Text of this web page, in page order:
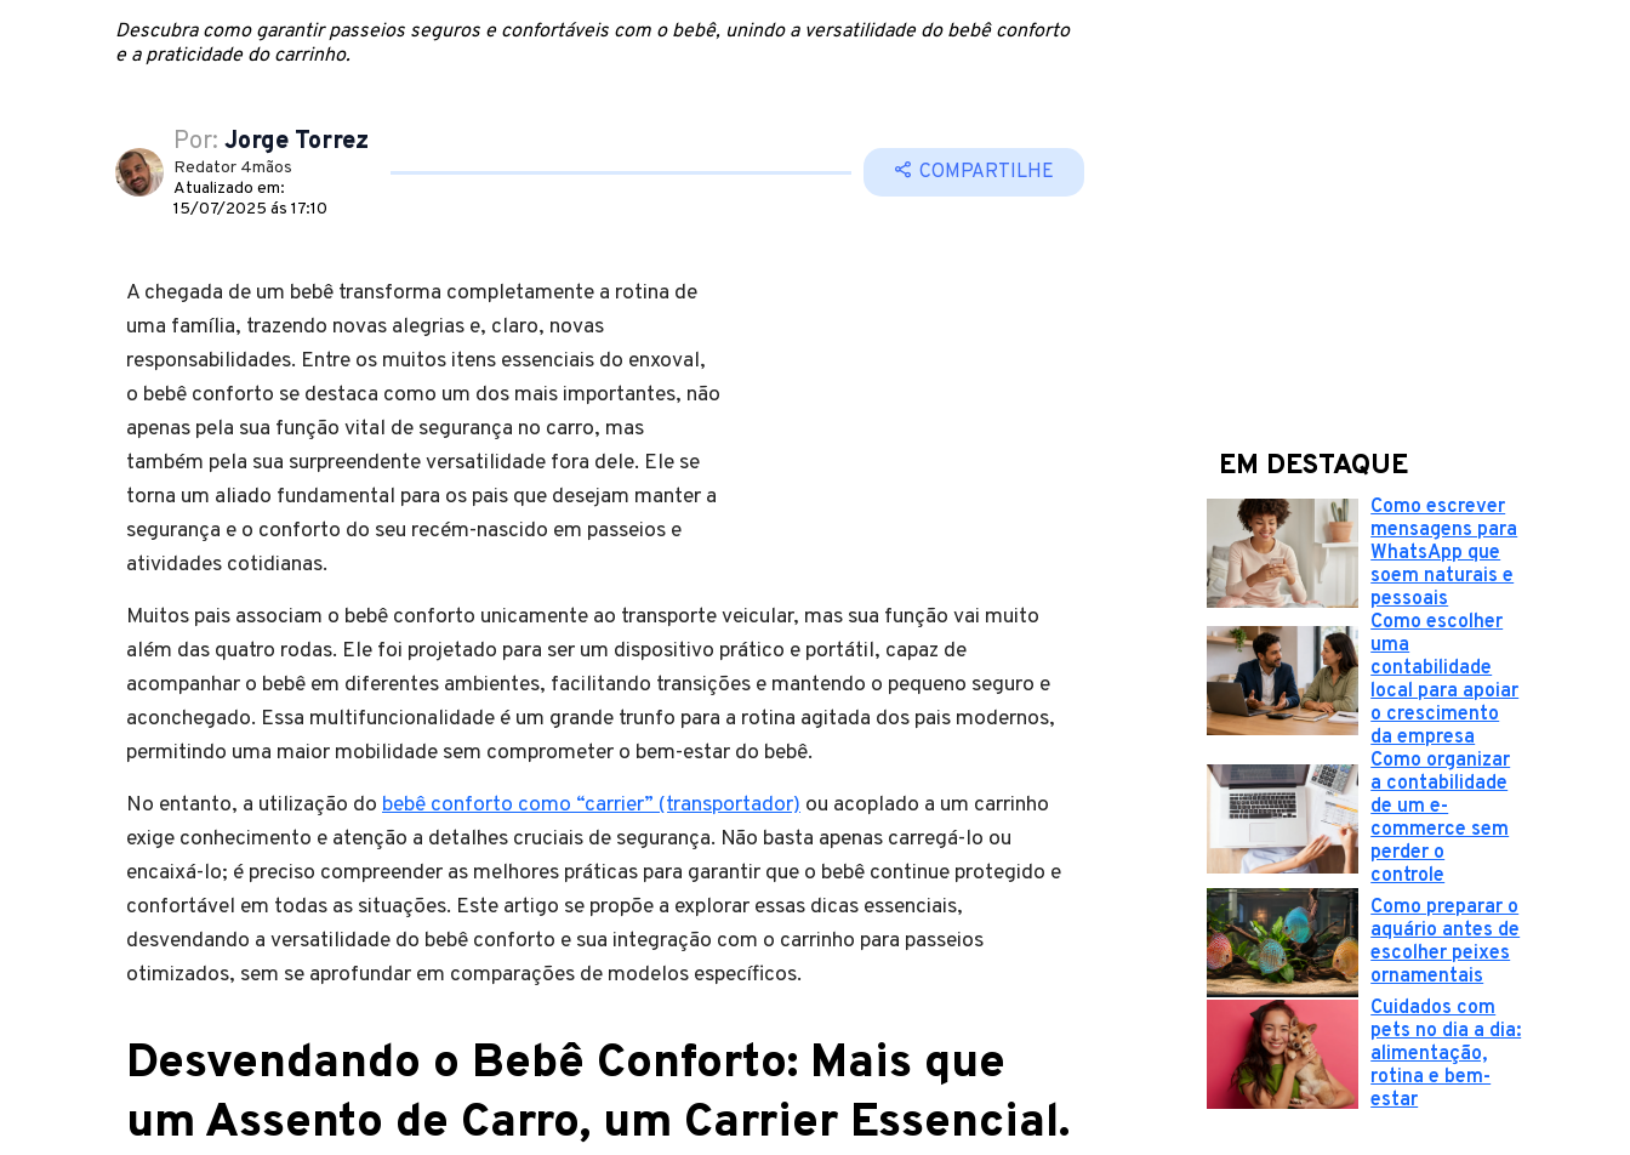
Descubra como garantir passeios seguros e confortáveis com o bebê, unindo a versatilidade do bebê conforto
e a praticidade do carrinho.
Por: Jorge Torrez
Redator 4mãos
Atualizado em:
15/07/2025 ás 17:10
COMPARTILHE
A chegada de um bebê transforma completamente a rotina de
uma família, trazendo novas alegrias e, claro, novas
responsabilidades. Entre os muitos itens essenciais do enxoval,
o bebê conforto se destaca como um dos mais importantes, não
apenas pela sua função vital de segurança no carro, mas
também pela sua surpreendente versatilidade fora dele. Ele se
torna um aliado fundamental para os pais que desejam manter a
segurança e o conforto do seu recém-nascido em passeios e
atividades cotidianas.
Muitos pais associam o bebê conforto unicamente ao transporte veicular, mas sua função vai muito
além das quatro rodas. Ele foi projetado para ser um dispositivo prático e portátil, capaz de
acompanhar o bebê em diferentes ambientes, facilitando transições e mantendo o pequeno seguro e
aconchegado. Essa multifuncionalidade é um grande trunfo para a rotina agitada dos pais modernos,
permitindo uma maior mobilidade sem comprometer o bem-estar do bebê.
No entanto, a utilização do bebê conforto como “carrier” (transportador) ou acoplado a um carrinho
exige conhecimento e atenção a detalhes cruciais de segurança. Não basta apenas carregá-lo ou
encaixá-lo; é preciso compreender as melhores práticas para garantir que o bebê continue protegido e
confortável em todas as situações. Este artigo se propõe a explorar essas dicas essenciais,
desvendando a versatilidade do bebê conforto e sua integração com o carrinho para passeios
otimizados, sem se aprofundar em comparações de modelos específicos.
Desvendando o Bebê Conforto: Mais que
um Assento de Carro, um Carrier Essencial.
EM DESTAQUE
Como escrever
mensagens para
WhatsApp que
soem naturais e
pessoais
Como escolher
uma
contabilidade
local para apoiar
o crescimento
da empresa
Como organizar
a contabilidade
de um e-
commerce sem
perder o
controle
Como preparar o
aquário antes de
escolher peixes
ornamentais
Cuidados com
pets no dia a dia:
alimentação,
rotina e bem-
estar